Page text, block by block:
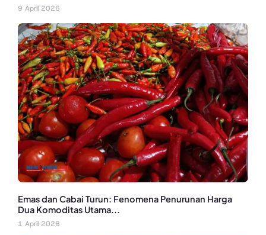
9 April 2026
Emas dan Cabai Turun: Fenomena Penurunan Harga
Dua Komoditas Utama...
1 April 2026